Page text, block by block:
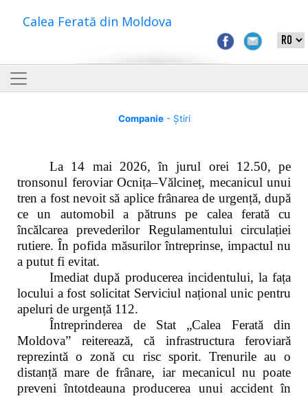
Calea Ferată din Moldova
Companie- Știri
La 14 mai 2026, în jurul orei 12.50, pe
tronsonul feroviar Ocnița–Vălcineț, mecanicul unui
tren a fost nevoit să aplice frânarea de urgență, după
ce un automobil a pătruns pe calea ferată cu
încălcarea prevederilor Regulamentului circulației
rutiere. În pofida măsurilor întreprinse, impactul nu
a putut fi evitat.
Imediat după producerea incidentului, la fața
locului a fost solicitat Serviciul național unic pentru
apeluri de urgență 112.
Întreprinderea de Stat „Calea Ferată din
Moldova” reiterează, că infrastructura feroviară
reprezintă o zonă cu risc sporit. Trenurile au o
distanță mare de frânare, iar mecanicul nu poate
preveni întotdeauna producerea unui accident în